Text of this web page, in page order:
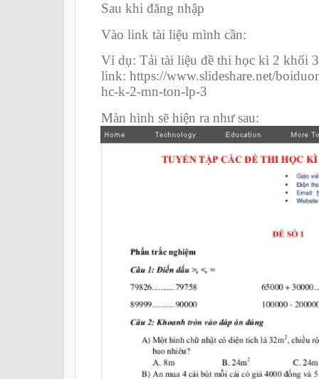
Sau khi đăng nhập
Vào link tài liệu mình cần:
Ví dụ: Tải tài liệu đề thi học kì 2 khối
link: https://www.slideshare.net/
hc-k-2-mn-ton-lp-3
Màn hình sẽ hiện ra như sau: